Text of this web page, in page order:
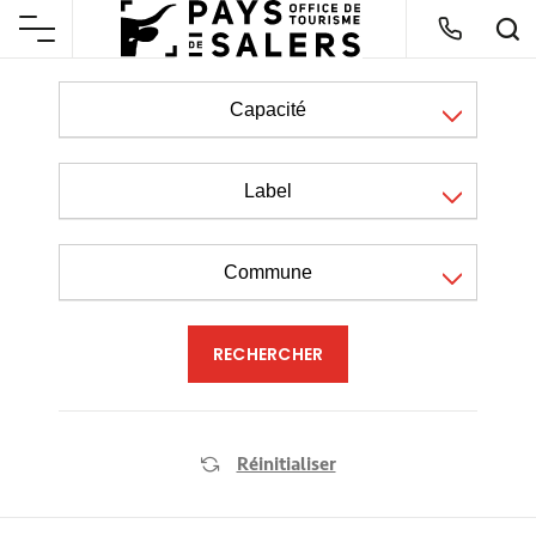
Capacité
Label
Commune
Réinitialiser